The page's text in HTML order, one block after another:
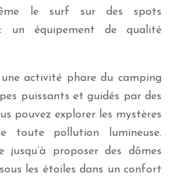
le surf sur des spots
un équipement de qualité
une activité phare du camping
puissants et guidés par des
pouvez explorer les mystères
toute pollution lumineuse.
proposer des dômes
les étoiles dans un confort